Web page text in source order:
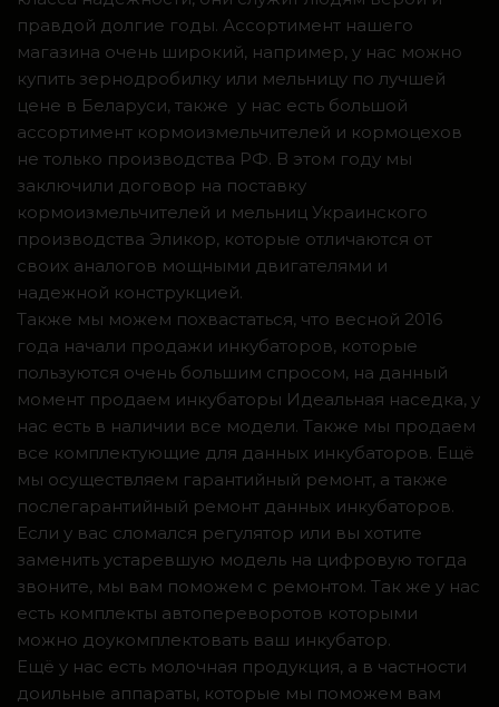
правдой долгие годы. Ассортимент нашего
магазина очень широкий, например, у нас можно
купить зернодробилку или мельницу по лучшей
цене в Беларуси, также у нас есть большой
ассортимент кормоизмельчителей и кормоцехов
не только производства РФ. В этом году мы
заключили договор на поставку
кормоизмельчителей и мельниц Украинского
производства Эликор, которые отличаются от
своих аналогов мощными двигателями и
надежной конструкцией.
Также мы можем похвастаться, что весной 2016
года начали продажи инкубаторов, которые
пользуются очень большим спросом, на данный
момент продаем инкубаторы Идеальная наседка, у
нас есть в наличии все модели. Также мы продаем
все комплектующие для данных инкубаторов. Ещё
мы осуществляем гарантийный ремонт, а также
послегарантийный ремонт данных инкубаторов.
Если у вас сломался регулятор или вы хотите
заменить устаревшую модель на цифровую тогда
звоните, мы вам поможем с ремонтом. Так же у нас
есть комплекты автопереворотов которыми
можно доукомплектовать ваш инкубатор.
Ещё у нас есть молочная продукция, а в частности
доильные аппараты, которые мы поможем вам